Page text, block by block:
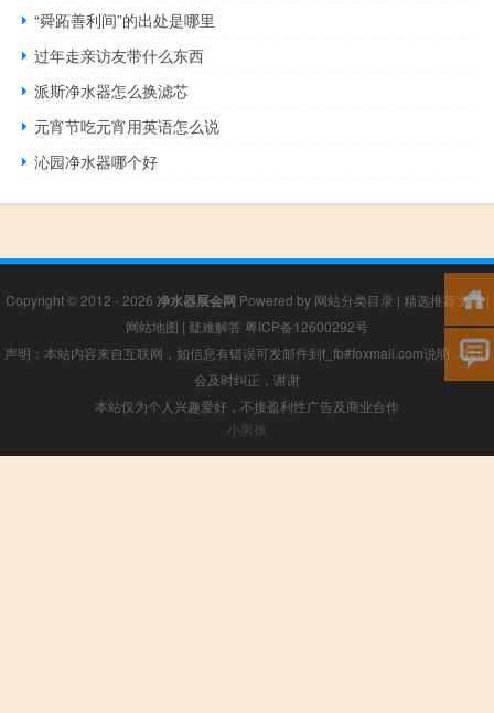
“舜跖善利间”的出处是哪里
过年走亲访友带什么东西
派斯净水器怎么换滤芯
元宵节吃元宵用英语怎么说
沁园净水器哪个好
Copyright © 2012 - 2026 净水器展会网 Powered by 网站分类目录 | 精选推荐文章|
网站地图 | 疑难解答 粤ICP备12600292号
声明：本站内容来自互联网，如信息有错误可发邮件到f_fb#foxmail.com说明，我们
会及时纠正，谢谢
本站仅为个人兴趣爱好，不接盈利性广告及商业合作
小男孩